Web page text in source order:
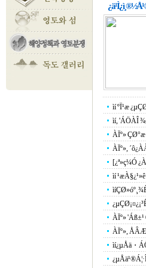
ìí ºÏ¹æ
ìí, 'ÁÖÀÎ
ÀÏº»
ÀÏº»,
[¿ª»ç¼Ó
ìí
ÀÏº»
ÀÏº»,
ìí¿µÅä・